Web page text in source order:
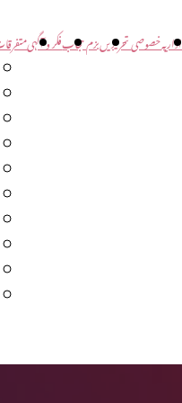
اداریہخصوصی تحریریںبزم حجابفکر و آگہی